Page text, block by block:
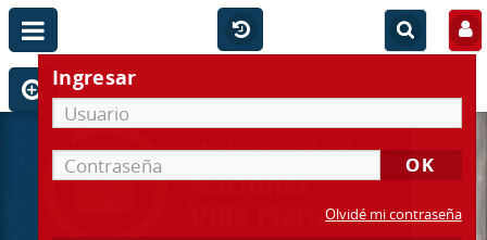
Ingresar
Olvidé mi contraseña